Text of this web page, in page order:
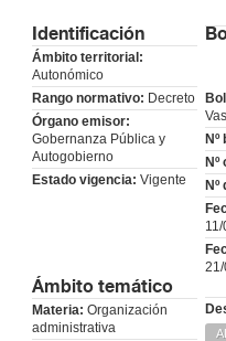
Identificación
Ámbito territorial:
Autonómico
Rango normativo: Decreto
Órgano emisor:
Gobernanza Pública y
Autogobierno
Estado vigencia: Vigente
Nº
Nº
Nº
Ámbito temático
Materia: Organización
administrativa